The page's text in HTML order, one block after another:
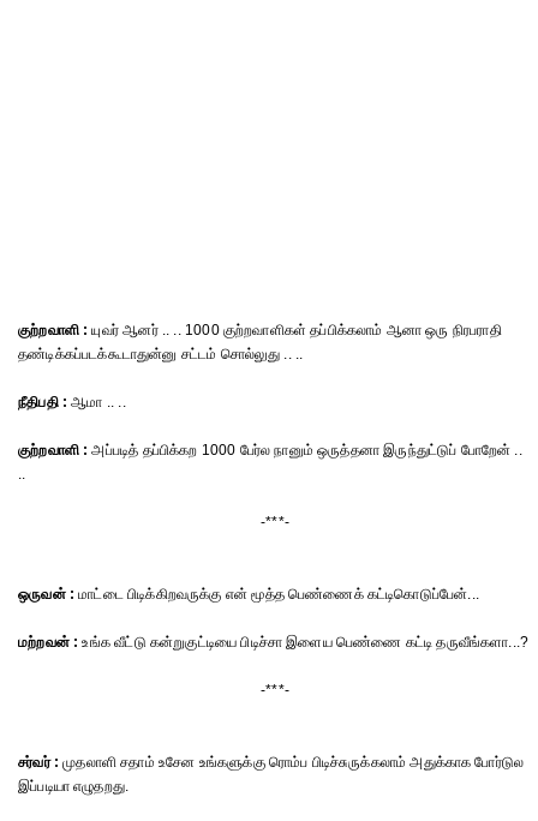
குற்றவாளி : யுவர் ஆனர் .. .. 1000 குற்றவாளிகள் தப்பிக்கலாம் ஆனா ஒரு நிரபராதி
தண்டிக்கப்படக்கூடாதுன்னு சட்டம் சொல்லுது .. ..
நீதிபதி : ஆமா .. ..
குற்றவாளி : அப்படித் தப்பிக்கற 1000 பேர்ல நானும் ஒருத்தனா இருந்துட்டுப் போறேன் ..
..
-***-
ஒருவன் : மாட்டை பிடிக்கிறவருக்கு என் மூத்த பெண்ணைக் கட்டிகொடுப்பேன்...
மற்றவன் : உங்க வீட்டு கன்றுகுட்டியை பிடிச்சா இளைய பெண்ணை கட்டி தருவீங்களா...?
-***-
சர்வர் : முதலாளி சதாம் உசேன உங்களுக்கு ரொம்ப பிடிச்சுருக்கலாம் அதுக்காக போர்டுல
இப்படியா எழுதறது.